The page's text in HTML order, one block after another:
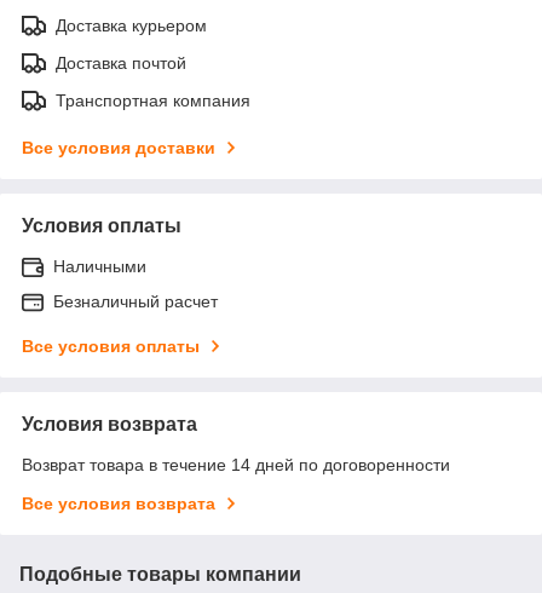
Доставка курьером
Доставка почтой
Транспортная компания
Все условия доставки
Условия оплаты
Наличными
Безналичный расчет
Все условия оплаты
Условия возврата
Возврат товара в течение 14 дней по договоренности
Все условия возврата
Подобные товары компании